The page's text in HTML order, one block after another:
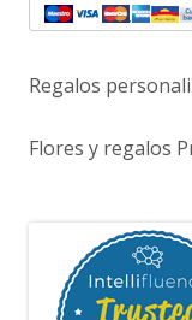
Regalos
Flores y regalos